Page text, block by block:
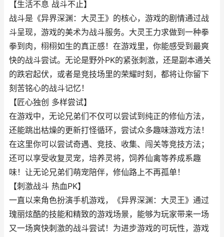
【生活不息 战斗不止】
战斗是《异界深渊：大灵王》的核心，游戏的剧情通过战
斗呈现，游戏的美术为战斗服务。大灵王力求做到一种拳
拳到肉，栩栩如生的真正感！在游戏里，你能感受到最爽
快的战斗尝试。无论是野外PK的紧张刺激，还是副本通关
的跌宕起伏，或者是竞技场里的荣耀时刻，都将让你留下
刻苦铭心的战斗记忆！
【匠心独创 多样尝试】
在游戏中，无论兄弟们不仅可以尝试到纯正的修仙方法，
还能跳出枯燥的更新打怪循环，尝试众多趣味游戏方法！
在这里你可以尝试奇遇、竞技、收集、闯关等竞技方法；
还可以享受收复灵宠，培养灵将，饲养仙禽等养成系趣
味！让无论兄弟们萌宠陪伴，修仙路上不再孤单！
【刺激战斗 热血PK】
一直以来角色扮演手机游戏，《异界深渊：大灵王》通过
瑰丽炫酷的技能和精致的游戏场景，能够为玩家带来一场
又一场爽快刺激的战斗尝试！为进步游戏的可玩性，游戏